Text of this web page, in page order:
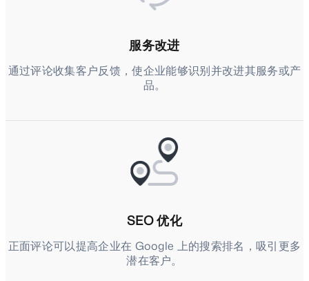
服务改进
通过评论收集客户反馈，使企业能够识别并改进其服务或产
品。
SEO 优化
正面评论可以提高企业在 Google 上的搜索排名，吸引更多
潜在客户。